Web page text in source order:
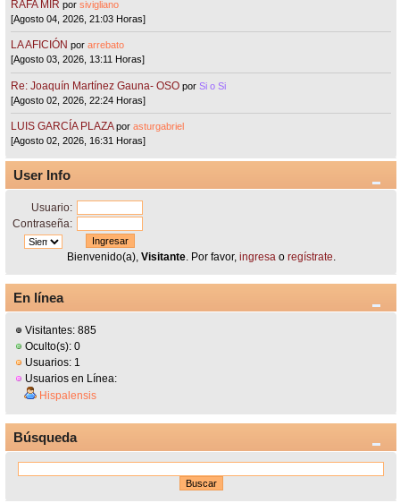
RAFA MIR porsivigliano
[Agosto 04, 2026, 21:03 Horas]
LA AFICIÓN porarrebato
[Agosto 03, 2026, 13:11 Horas]
Re: Joaquín Martínez Gauna- OSO porSi o Si
[Agosto 02, 2026, 22:24 Horas]
LUIS GARCÍA PLAZA porasturgabriel
[Agosto 02, 2026, 16:31 Horas]
User Info
Usuario:
Contraseña:
Bienvenido(a), Visitante. Por favor, ingresao regístrate.
En línea
Visitantes: 885
Oculto(s): 0
Usuarios: 1
Usuarios en Línea:
Hispalensis
Búsqueda